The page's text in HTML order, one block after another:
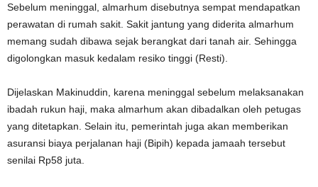
Sebelum meninggal, almarhum disebutnya sempat mendapatkan
perawatan di rumah sakit. Sakit jantung yang diderita almarhum
memang sudah dibawa sejak berangkat dari tanah air. Sehingga
digolongkan masuk kedalam resiko tinggi (Resti).
Dijelaskan Makinuddin, karena meninggal sebelum melaksanakan
ibadah rukun haji, maka almarhum akan dibadalkan oleh petugas
yang ditetapkan. Selain itu, pemerintah juga akan memberikan
asuransi biaya perjalanan haji (Bipih) kepada jamaah tersebut
senilai Rp58 juta.